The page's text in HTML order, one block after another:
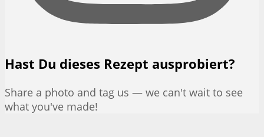
Hast Du dieses Rezept ausprobiert?
Share a photo and tag us — we can't wait to see
what you've made!